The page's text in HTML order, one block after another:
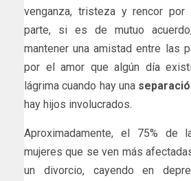
venganza, tristeza y rencor
parte, si es de mutuo
mantener una amistad entre las
por el amor que algún día
lágrima cuando hay una
hay hijos involucrados.
Aproximadamente, el 75% de
mujeres que se ven más
un divorcio, cayendo en